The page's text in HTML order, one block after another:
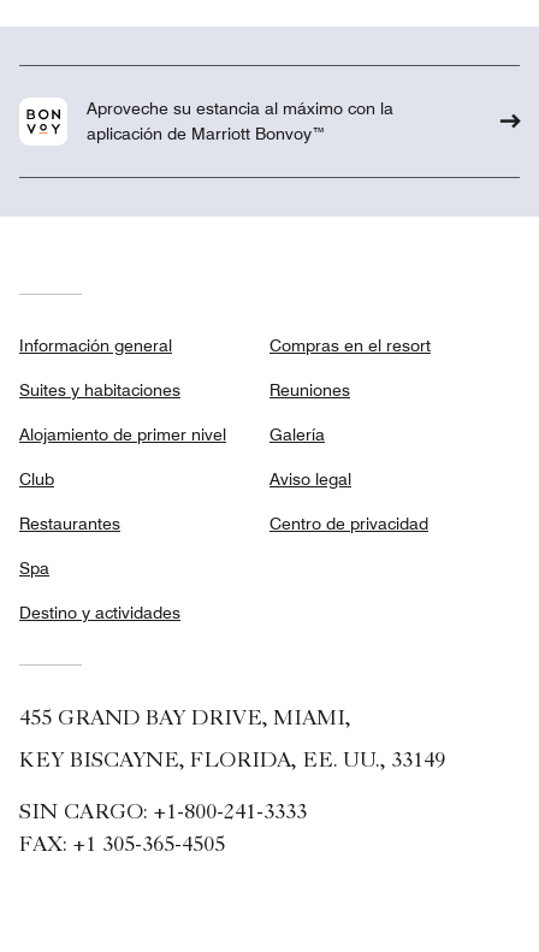
Aproveche su estancia al máximo con la
aplicación de Marriott Bonvoy™
Información general
Suites y habitaciones
Alojamiento de primer nivel
Club
Restaurantes
Spa
Destino y actividades
Compras en el resort
Reuniones
Galería
Aviso legal
Centro de privacidad
455 GRAND BAY DRIVE, MIAMI,
KEY BISCAYNE, FLORIDA, EE. UU., 33149
SIN CARGO: +1-800-241-3333
FAX: +1 305-365-4505